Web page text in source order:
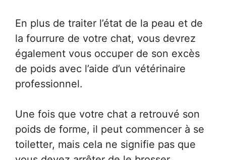
En plus de traiter l’état de la peau et de
la fourrure de votre chat, vous devrez
également vous occuper de son excès
de poids avec l’aide d’un vétérinaire
professionnel.
Une fois que votre chat a retrouvé son
poids de forme, il peut commencer à se
toiletter, mais cela ne signifie pas que